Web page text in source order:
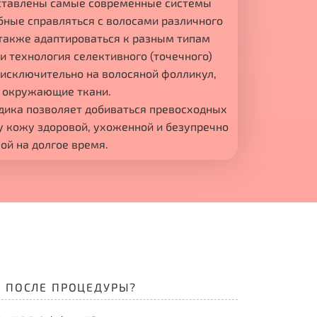
справляться с волосами различного
адаптироваться к разным типам
селективного (точечного)
на волосяной фолликул,
ткани.
позволяет добиваться превосходных
кожу здоровой, ухоженной и безупречно
на долгое время.
ПОСЛЕ ПРОЦЕДУРЫ?